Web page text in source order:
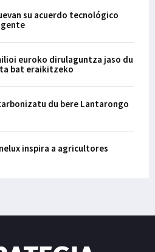
su acuerdo tecnológico
euroko dirulaguntza jaso du
bat eraikitzeko
du bere Lantarongo
inspira a agricultores